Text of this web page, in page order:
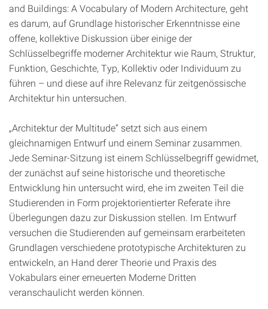
and Buildings: A Vocabulary of Modern Architecture, geht
es darum, auf Grundlage historischer Erkenntnisse eine
offene, kollektive Diskussion über einige der
Schlüsselbegriffe moderner Architektur wie Raum, Struktur,
Funktion, Geschichte, Typ, Kollektiv oder Individuum zu
führen – und diese auf ihre Relevanz für zeitgenössische
Architektur hin untersuchen.
„Architektur der Multitude“ setzt sich aus einem
gleichnamigen Entwurf und einem Seminar zusammen.
Jede Seminar-Sitzung ist einem Schlüsselbegriff gewidmet,
der zunächst auf seine historische und theoretische
Entwicklung hin untersucht wird, ehe im zweiten Teil die
Studierenden in Form projektorientierter Referate ihre
Überlegungen dazu zur Diskussion stellen. Im Entwurf
versuchen die Studierenden auf gemeinsam erarbeiteten
Grundlagen verschiedene prototypische Architekturen zu
entwickeln, an Hand derer Theorie und Praxis des
Vokabulars einer erneuerten Moderne Dritten
veranschaulicht werden können.